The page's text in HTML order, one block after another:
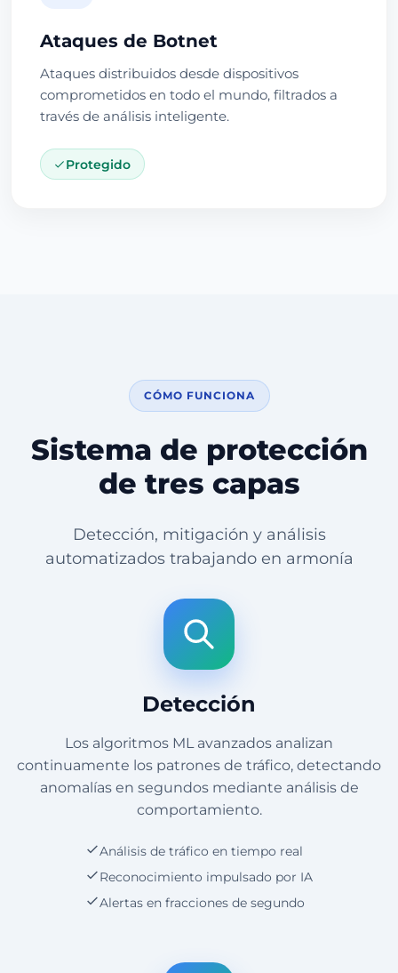
Ataques de Botnet
Ataques distribuidos desde dispositivos
comprometidos en todo el mundo, filtrados a
través de análisis inteligente.
Protegido
CÓMO FUNCIONA
Sistema de protección
de tres capas
Detección, mitigación y análisis
automatizados trabajando en armonía
Detección
Los algoritmos ML avanzados analizan
continuamente los patrones de tráfico, detectando
anomalías en segundos mediante análisis de
comportamiento.
Análisis de tráfico en tiempo real
Reconocimiento impulsado por IA
Alertas en fracciones de segundo